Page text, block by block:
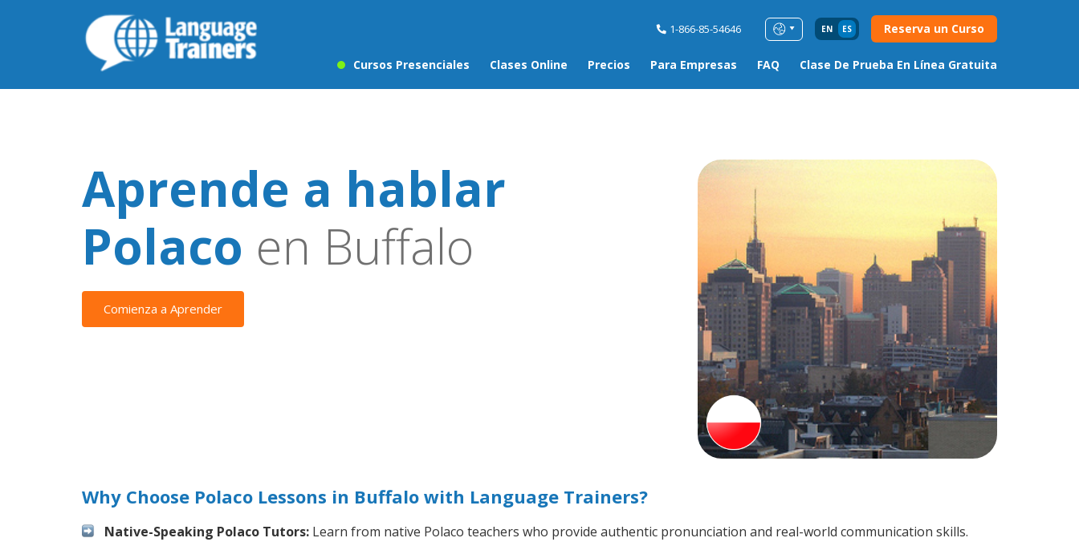
1-866-85-54646 EN ES Reserva un Curso
Cursos Presenciales Clases Online Precios Para Empresas FAQ Clase De Prueba En Línea Gratuita
Aprende a hablar
Polaco en Buffalo
Comienza a Aprender
Why Choose Polaco Lessons in Buffalo with Language Trainers?
Native-Speaking Polaco Tutors: Learn from native Polaco teachers who provide authentic pronunciation and real-world communication skills.